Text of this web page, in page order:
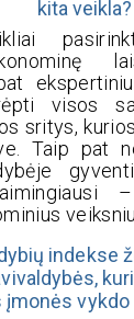
kita veikla?
visos
sritys,
Taip pat
indekse
įmonės